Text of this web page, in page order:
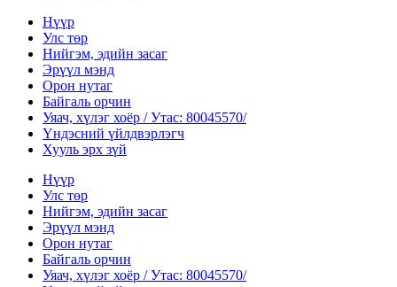
Нүүр
Улс төр
Нийгэм, эдийн засаг
Эрүүл мэнд
Орон нутаг
Байгаль орчин
Уяач, хүлэг хоёр / Утас: 80045570/
Үндэсний үйлдвэрлэгч
Хууль эрх зүй
Нүүр
Улс төр
Нийгэм, эдийн засаг
Эрүүл мэнд
Орон нутаг
Байгаль орчин
Уяач, хүлэг хоёр / Утас: 80045570/